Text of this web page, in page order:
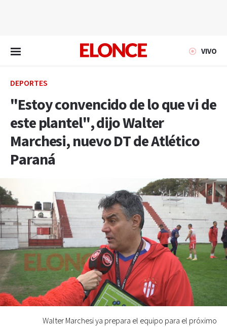
VIVO
DEPORTES
"Estoy convencido de lo que vi de
este plantel", dijo Walter
Marchesi, nuevo DT de Atlético
Paraná
Walter Marchesi ya prepara el equipo para el próximo